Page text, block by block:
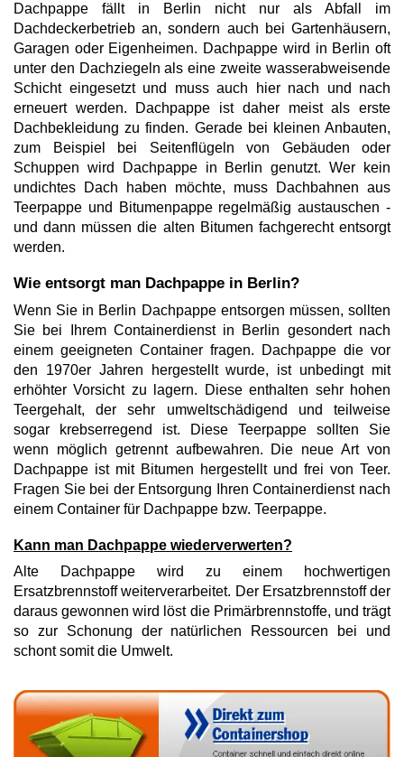
Dachpappe fällt in Berlin nicht nur als Abfall im
Dachdeckerbetrieb an, sondern auch bei Gartenhäusern,
Garagen oder Eigenheimen. Dachpappe wird in Berlin oft
unter den Dachziegeln als eine zweite wasserabweisende
Schicht eingesetzt und muss auch hier nach und nach
erneuert werden. Dachpappe ist daher meist als erste
Dachbekleidung zu finden. Gerade bei kleinen Anbauten,
zum Beispiel bei Seitenflügeln von Gebäuden oder
Schuppen wird Dachpappe in Berlin genutzt. Wer kein
undichtes Dach haben möchte, muss Dachbahnen aus
Teerpappe und Bitumenpappe regelmäßig austauschen -
und dann müssen die alten Bitumen fachgerecht entsorgt
werden.
Wie entsorgt man Dachpappe in Berlin?
Wenn Sie in Berlin Dachpappe entsorgen müssen, sollten
Sie bei Ihrem Containerdienst in Berlin gesondert nach
einem geeigneten Container fragen. Dachpappe die vor
den 1970er Jahren hergestellt wurde, ist unbedingt mit
erhöhter Vorsicht zu lagern. Diese enthalten sehr hohen
Teergehalt, der sehr umweltschädigend und teilweise
sogar krebserregend ist. Diese Teerpappe sollten Sie
wenn möglich getrennt aufbewahren. Die neue Art von
Dachpappe ist mit Bitumen hergestellt und frei von Teer.
Fragen Sie bei der Entsorgung Ihren Containerdienst nach
einem Container für Dachpappe bzw. Teerpappe.
Kann man Dachpappe wiederverwerten?
Alte Dachpappe wird zu einem hochwertigen
Ersatzbrennstoff weiterverarbeitet. Der Ersatzbrennstoff der
daraus gewonnen wird löst die Primärbrennstoffe, und trägt
so zur Schonung der natürlichen Ressourcen bei und
schont somit die Umwelt.